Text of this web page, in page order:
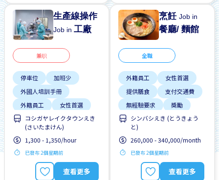
生產線操作
Job in工廠
兼职
停車位
加班少
外國人培訓手冊
外籍員工
女性首選
支付交通費
早班
每日支付
無經驗要求
コシガヤレイクタウンえき
(さいたまけん)
1,300 - 1,350/hour
已發布 2個星期前
查看更多
烹飪Job in
餐廳/ 麵館
全職
外籍員工
女性首選
提供膳食
支付交通費
無經驗要求
獎勵
男性首選
週末輪班
靠近車站
シンバシえき (とうきょう
と)
260,000 - 340,000/month
已發布 2個星期前
查看更多